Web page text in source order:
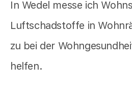
In Wedel messe ich
Luftschadstoffe in
zu bei der
helfen.